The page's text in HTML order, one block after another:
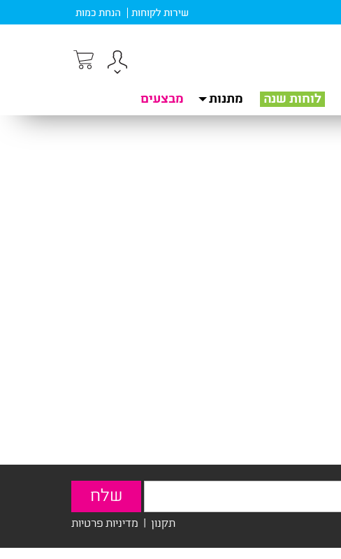
שירות לקוחות הנחת כמות
לוחות שנה מתנות מבצעים
תקנון | מדיניות פרטיות